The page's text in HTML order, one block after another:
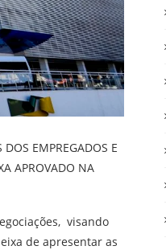
EMPREGADOS E
APROVADO NA
visando
de apresentar as